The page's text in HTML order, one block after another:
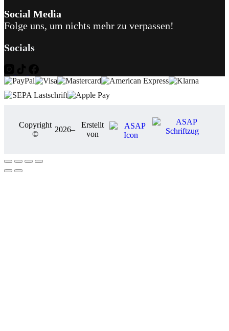
Social Media
Folge uns, um nichts mehr zu verpassen!
Socials
Copyright
©
2026–
Erstellt
von